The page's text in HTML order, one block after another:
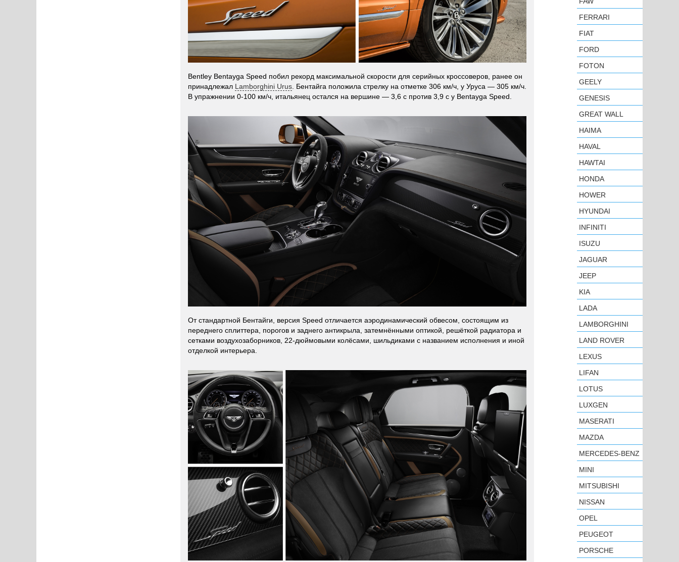
Bentley Bentayga Speed побил рекорд максимальной скорости для серийных кроссоверов, ранее он
принадлежал Lamborghini Urus . Бентайга положила стрелку на отметке 306 км/ч, у Уруса — 305 км/ч.
В упражнении 0-100 км/ч, итальянец остался на вершине — 3,6 с против 3,9 с у Bentayga Speed.
От стандартной Бентайги, версия Speed отличается аэродинамический обвесом, состоящим из
переднего сплиттера, порогов и заднего антикрыла, затемнёнными оптикой, решёткой радиатора и
сетками воздухозаборников, 22-дюймовыми колёсами, шильдиками с названием исполнения и иной
отделкой интерьера.
FERRARI
FIAT
FORD
FOTON
GEELY
GENESIS
GREAT WALL
HAIMA
HAVAL
HAWTAI
HONDA
HOWER
HYUNDAI
INFINITI
ISUZU
JAGUAR
JEEP
KIA
LADA
LAMBORGHINI
LAND ROVER
LEXUS
LIFAN
LOTUS
LUXGEN
MASERATI
MAZDA
MERCEDES-BENZ
MINI
MITSUBISHI
NISSAN
OPEL
PEUGEOT
PORSCHE